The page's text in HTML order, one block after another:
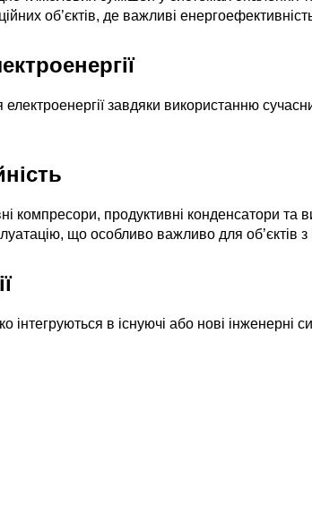
об’єктів, де важливі
завдяки використанню
компресори, продуктивні конденсатори та
що особливо важливо для об’єктів з
інтегруються в існуючі або нові